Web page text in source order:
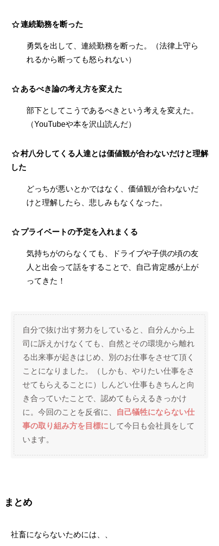
連続勤務を断った
勇気を出して、連続勤務を断った。（法律上守ら
れるから断っても怒られない）
あるべき論の考え方を変えた
部下としてこうであるべきという考えを変えた。
（YouTubeや本を沢山読んだ）
村八分してくる人達とは価値観が合わないだけと理解
した
どっちが悪いとかではなく、価値観が合わないだ
けと理解したら、悲しみもなくなった。
プライベートの予定を入れまくる
気持ちがのらなくても、ドライブや子供の頃の友
人と出会って話をすることで、自己肯定感が上が
ってきた！
自分で抜け出す努力をしていると、自分んから上
司に訴えかけなくても、自然とその環境から離れ
る出来事が起きはじめ、別のお仕事をさせて頂く
ことになりました。（しかも、やりたい仕事をさ
せてもらえることに）しんどい仕事もきちんと向
き合っていたことで、認めてもらえるきっかけ
に。今回のことを反省に、
自己犠牲にならない仕
事の取り組み方を目標に して今日も会社員をして
います。
まとめ
社畜にならないためには、、